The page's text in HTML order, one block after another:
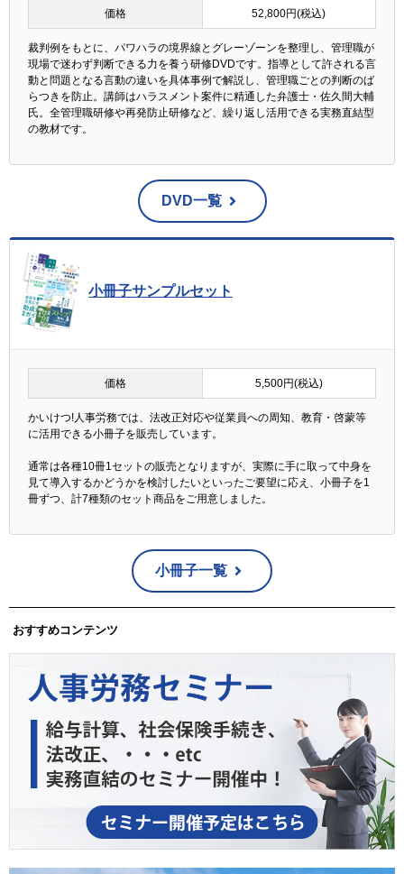
価格 52,800円(税込)
裁判例をもとに、パワハラの境界線とグレーゾーンを整理し、管理職が
現場で迷わず判断できる力を養う研修DVDです。指導として許される言
動と問題となる言動の違いを具体事例で解説し、管理職ごとの判断のば
らつきを防止。講師はハラスメント案件に精通した弁護士・佐久間大輔
氏。全管理職研修や再発防止研修など、繰り返し活用できる実務直結型
の教材です。
DVD一覧
小冊子サンプルセット
価格 5,500円(税込)
かいけつ!人事労務では、法改正対応や従業員への周知、教育・啓蒙等
に活用できる小冊子を販売しています。
通常は各種10冊1セットの販売となりますが、実際に手に取って中身を
見て導入するかどうかを検討したいといったご要望に応え、小冊子を1
冊ずつ、計7種類のセット商品をご用意しました。
小冊子一覧
おすすめコンテンツ